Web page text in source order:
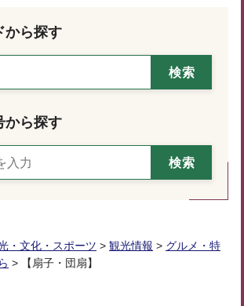
から探す
から探す
・文化・スポーツ > 観光情報 > グルメ・特
> 【扇子・団扇】